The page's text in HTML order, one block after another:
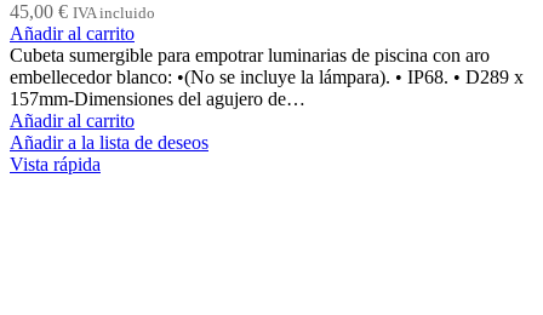
45,00 € IVA incluido
Añadir al carrito
Cubeta sumergible para empotrar luminarias de piscina con aro
embellecedor blanco: •(No se incluye la lámpara). • IP68. • D289 x
157mm-Dimensiones del agujero de…
Añadir al carrito
Añadir a la lista de deseos
Vista rápida